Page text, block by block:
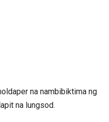
na nambibiktima ng
na lungsod.